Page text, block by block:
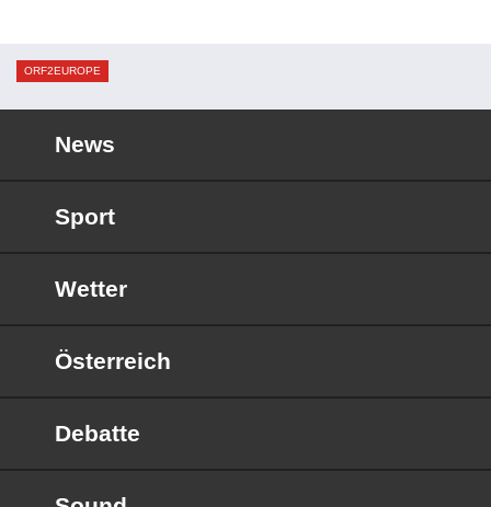
ORF2EUROPE
News
Sport
Wetter
Österreich
Debatte